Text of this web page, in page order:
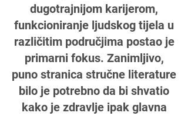
dugotrajnijom karijerom,
funkcioniranje ljudskog tijela u
različitim područjima postao je
primarni fokus. Zanimljivo,
puno stranica stručne literature
bilo je potrebno da bi shvatio
kako je zdravlje ipak glavna